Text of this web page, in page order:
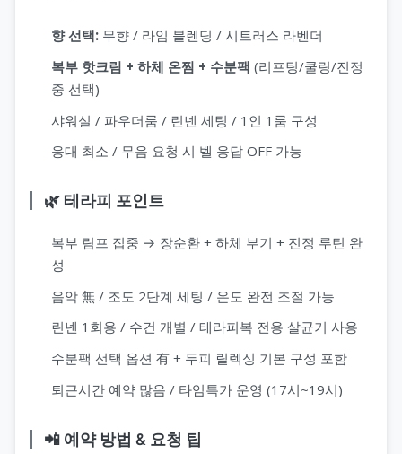
향 선택: 무향 / 라임 블렌딩 / 시트러스 라벤더
복부 핫크림 + 하체 온찜 + 수분팩 (리프팅/쿨링/진정
중 선택)
샤워실 / 파우더룸 / 린넨 세팅 / 1인 1룸 구성
응대 최소 / 무음 요청 시 벨 응답 OFF 가능
🌿 테라피 포인트
복부 림프 집중 → 장순환 + 하체 부기 + 진정 루틴 완
성
음악 無 / 조도 2단계 세팅 / 온도 완전 조절 가능
린넨 1회용 / 수건 개별 / 테라피복 전용 살균기 사용
수분팩 선택 옵션 有 + 두피 릴렉싱 기본 구성 포함
퇴근시간 예약 많음 / 타임특가 운영 (17시~19시)
📲 예약 방법 & 요청 팁